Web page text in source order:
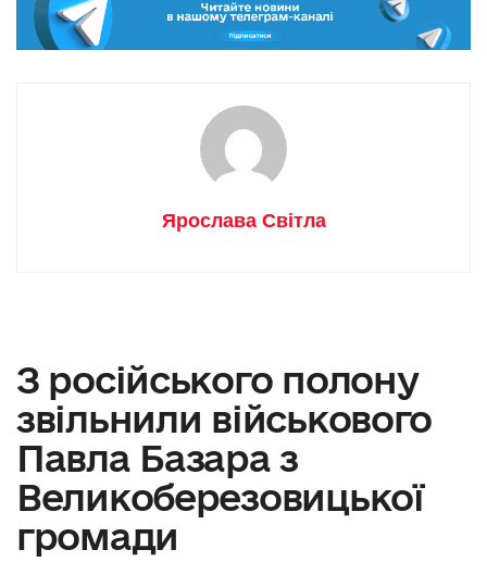
Ярослава Світла
З російського полону
звільнили військового
Павла Базара з
Великоберезовицької
громади